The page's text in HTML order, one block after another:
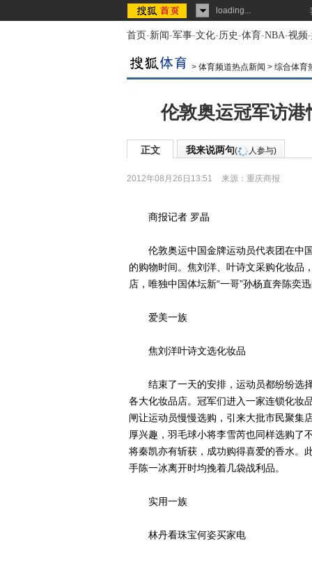
loading...
首页-新闻-军事-文化-历史-体育-NBA-视频-
> 体育频道热点新闻 > 综合体育
伦敦奥运冠军访
正文 我来说两句( 人参与)
2012年08月26日13:51 来源： 重庆商报
商报记者 罗晶
伦敦奥运中国金牌运动员代表团在中国
的购物时间。焦刘洋、叶诗文采购化妆品
店，唯独中国体坛新“一哥”孙杨直奔陈奕
爱美一族
焦刘洋叶诗文选化妆品
结束了一天的安排，运动员都纷纷选择
各大化妆品店。冠军们进入一家连锁化妆
闸让运动员慢慢选购，引来大批市民聚集
厚兴趣，羽毛球小将李雪芮也同样选购了
将秦凯亦有斩获，成功购得喜爱的香水。
手陈一冰离开时均挽着几袋战利品。
实用一族
林丹看珠宝何姿买家电